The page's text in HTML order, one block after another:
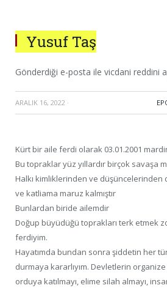
Yusuf Taş
Gönderdiği e-posta ile vicdani reddini
ARALIK 16, 2022 ·
Kürt bir aile ferdi olarak 03.01.2001
Bu topraklar yüz yıllardır birçok savaşa
Halkı kimliklerinden ve düşüncelerinden
ve katliama maruz kalmıştır
Bunlardan biride ailemdir
Doğup büyüdüğü toprakları terk etmek
ferdiyim.
Hayatımda bundan sonra şiddetin her
durmaya kararlıyım. Devletlerin
orduya katılmayı, elime silah almayı,